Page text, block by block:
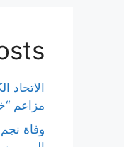
الاتحاد
مزاعم